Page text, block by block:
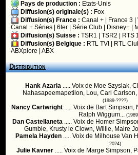
Pays de production : Etats-Unis
Diffusion(s) originale(s) : Fox
Diffusion(s) France : Canal + France 3 |
Canal + Séries |6ter |Série Club Disney+
Diffusion(s) Suisse : TSR1 |TSR2 RTS
Diffusion(s) Belgique : RTL TVI RTL
ABXplore |ABX
Distribution
Hank Azaria..... Voix de Moe Szyslak,
Nahasapeemapetilon, Lou, Carl
(1989-????)
Nancy Cartwright..... Voix de Bart Simpson,
Ralph Wiggum...
Dan Castellaneta..... Voix de Homer
Gumble, Krusty le Clown, Willie, Maire
Pamela Hayden..... Voix de Milhouse Van
2024)
Julie Kavner..... Voix de Marge Simpson,